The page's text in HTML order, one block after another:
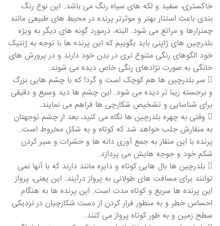
خاکستری، سفید و لکه های سیاه رنگ می باشد. این نوع رنگ
بندی باعث استتار بهتر و موثرتر پرنده در محیط های طبیعی مانند
چمنزارها و مراتع می شود. البته، درمورد گونه های دیگر به ویژه
بلدرچین های ژاپنی باید بگوییم که این پرنده ها با توجه به ژنتیک
خود الگوهای رنگی متنوع تری در بدن خود دارند و در پرورش های
خانگی به صورت نژادهای رنگی خاص دیده می شوند.
 سر بلدرچین ها هم کوچک است و گرد! که با چشم هایی بزرگ
و برجسته زیبا تر دیده می شود. این چشم ها دید وسیع و دقیقی
برای شناسایی و تشخیص شکارچی ها فراهم می نمایند.
 وقتی به چهره بلدرچین ها نگاه می کنید، بعد از چشم توجهتان
به منقارش جلب خواهد شد که کوتاه و به شکل مخروط است.
پرنده با این منقار به جمع آوری دانه ها و حشرات و سیر کردن
شکم خود و جوجه هایش می پردازد.
 بلدرچین ها بال هایی کوتاه و دایره مانند دارند که با آنها نمی
توانند برای مسافت های طولانی به پرواز درآیند. این یعنی، پرواز
این پرنده ها سریع و کوتاه مدت است. این پرنده ها به هنگام
احساس خطر و به منظور فرار کردن از دست شکارچیان در نزدیکی
سطح زمین و به طور کوتاه پرواز می کنند.